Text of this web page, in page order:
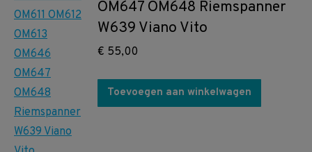
OM647 OM648 Riemspanner
W639 Viano Vito
€ 55,00
Toevoegen aan winkelwagen